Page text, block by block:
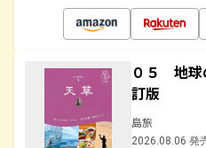
０５ 地
訂版
島旅
2026.08.06 発